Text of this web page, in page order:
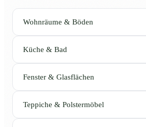
Wohnräume & Böden
Küche & Bad
Fenster & Glasflächen
Teppiche & Polstermöbel